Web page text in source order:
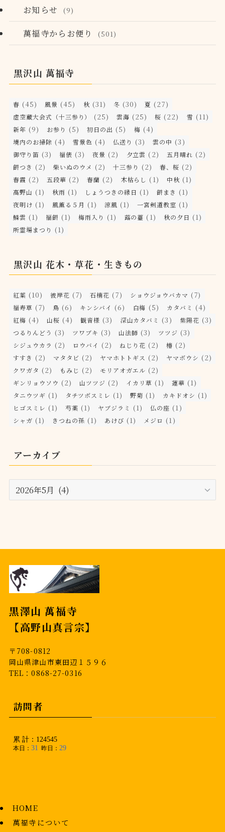
お知らせ (9)
萬福寺からお便り (501)
黒沢山 萬福寺
春 (45) 風景 (45) 秋 (31) 冬 (30) 夏 (27)
虚空蔵大会式（十三参り） (25) 雲海 (25) 桜 (22) 雪 (11)
新年 (9) お参り (5) 初日の出 (5) 梅 (4)
境内のお掃除 (4) 雪景色 (4) 仏送り (3) 雲の中 (3)
御守り笛 (3) 福俵 (3) 夜景 (2) 夕立雲 (2) 五月晴れ (2)
餅つき (2) 柴いぬのウメ (2) 十三参り (2) 春、桜 (2)
春霞 (2) 五段華 (2) 春蘭 (2) 木枯らし (1) 中秋 (1)
高野山 (1) 秋雨 (1) しょうつきの縁日 (1) 餅まき (1)
夜明け (1) 風薫る５月 (1) 涼風 (1) 一宮剣道教室 (1)
鱗雲 (1) 福餅 (1) 梅雨入り (1) 蕗の薹 (1) 秋の夕日 (1)
所霊場まつり (1)
黒沢山 花木・草花・生きもの
紅葉 (10) 彼岸花 (7) 石楠花 (7) ショウジョウバカマ (7)
福寿草 (7) 鳥 (6) キンシバイ (6) 白梅 (5) カタバミ (4)
紅梅 (4) 山桜 (4) 観音様 (3) 深山カタバミ (3) 紫陽花 (3)
つるりんどう (3) ツワブキ (3) 山法師 (3) ツツジ (3)
シジュウカラ (2) ロウバイ (2) ねじり花 (2) 椿 (2)
すすき (2) マタタビ (2) ヤマホトトギス (2) ヤマボウシ (2)
クワガタ (2) もみじ (2) モリアオガエル (2)
ギンリョウソウ (2) 山ツツジ (2) イカリ草 (1) 蓮華 (1)
タニウツギ (1) タチツボスミレ (1) 野菊 (1) カキドオシ (1)
ヒゴスミレ (1) 芍薬 (1) ヤブジラミ (1) 仏の座 (1)
シャガ (1) きつねの孫 (1) あけび (1) メジロ (1)
アーカイブ
ア
ー
黒澤山 萬福寺
【高野山真言宗】
〒708-0812
岡山県津山市東田辺１５９６
TEL：0868-27-0316
訪問者
HOME
萬福寺について